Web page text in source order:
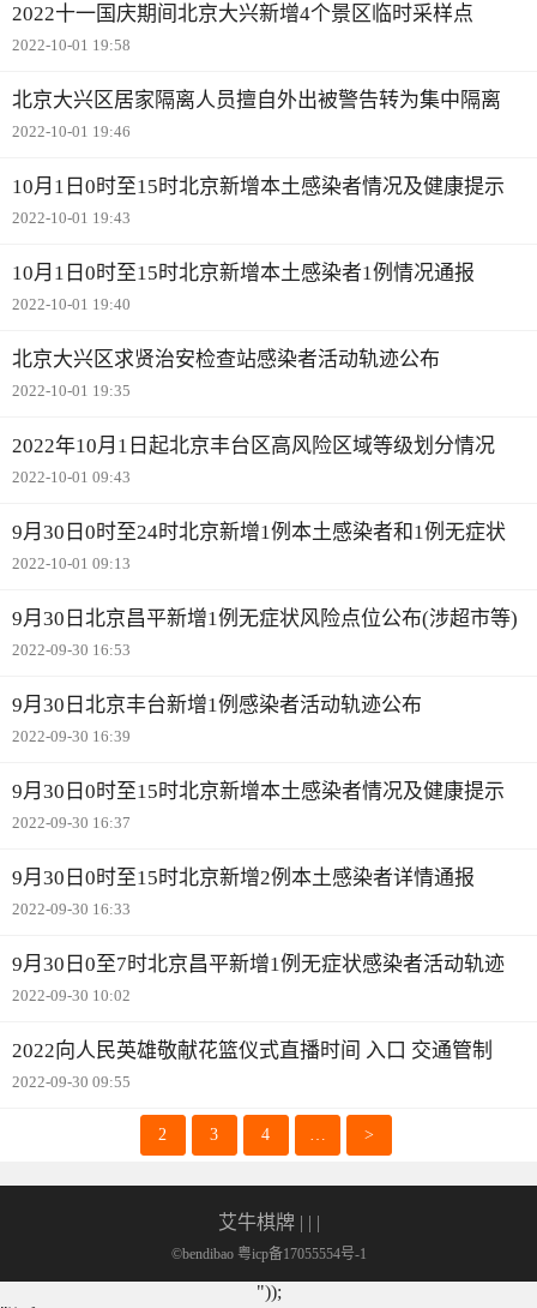
2022十一国庆期间北京大兴新增4个景区临时采样点
2022-10-01 19:58
北京大兴区居家隔离人员擅自外出被警告转为集中隔离
2022-10-01 19:46
10月1日0时至15时北京新增本土感染者情况及健康提示
2022-10-01 19:43
10月1日0时至15时北京新增本土感染者1例情况通报
2022-10-01 19:40
北京大兴区求贤治安检查站感染者活动轨迹公布
2022-10-01 19:35
2022年10月1日起北京丰台区高风险区域等级划分情况
2022-10-01 09:43
9月30日0时至24时北京新增1例本土感染者和1例无症状
2022-10-01 09:13
9月30日北京昌平新增1例无症状风险点位公布(涉超市等)
2022-09-30 16:53
9月30日北京丰台新增1例感染者活动轨迹公布
2022-09-30 16:39
9月30日0时至15时北京新增本土感染者情况及健康提示
2022-09-30 16:37
9月30日0时至15时北京新增2例本土感染者详情通报
2022-09-30 16:33
9月30日0至7时北京昌平新增1例无症状感染者活动轨迹
2022-09-30 10:02
2022向人民英雄敬献花篮仪式直播时间 入口 交通管制
2022-09-30 09:55
2 3 4 >
艾牛棋牌| | |
©bendibao 粤icp备17055554号-1
"));